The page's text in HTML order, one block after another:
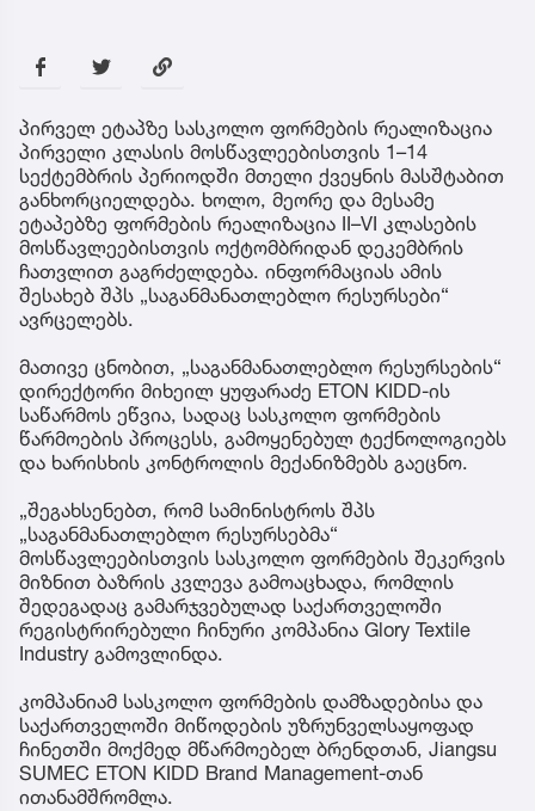
პირველ ეტაპზე სასკოლო ფორმების რეალიზაცია
პირველი კლასის მოსწავლეებისთვის 1–14
სექტემბრის პერიოდში მთელი ქვეყნის მასშტაბით
განხორციელდება. ხოლო, მეორე და მესამე
ეტაპებზე ფორმების რეალიზაცია II–VI კლასების
მოსწავლეებისთვის ოქტომბრიდან დეკემბრის
ჩათვლით გაგრძელდება. ინფორმაციას ამის
შესახებ შპს „საგანმანათლებლო რესურსები“
ავრცელებს.
მათივე ცნობით, „საგანმანათლებლო რესურსების“
დირექტორი მიხეილ ყუფარაძე ETON KIDD-ის
საწარმოს ეწვია, სადაც სასკოლო ფორმების
წარმოების პროცესს, გამოყენებულ ტექნოლოგიებს
და ხარისხის კონტროლის მექანიზმებს გაეცნო.
„შეგახსენებთ, რომ სამინისტროს შპს
„საგანმანათლებლო რესურსებმა“
მოსწავლეებისთვის სასკოლო ფორმების შეკერვის
მიზნით ბაზრის კვლევა გამოაცხადა, რომლის
შედეგადაც გამარჯვებულად საქართველოში
რეგისტრირებული ჩინური კომპანია Glory Textile
Industry გამოვლინდა.
კომპანიამ სასკოლო ფორმების დამზადებისა და
საქართველოში მიწოდების უზრუნველსაყოფად
ჩინეთში მოქმედ მწარმოებელ ბრენდთან, Jiangsu
SUMEC ETON KIDD Brand Management-თან
ითანამშრომლა.